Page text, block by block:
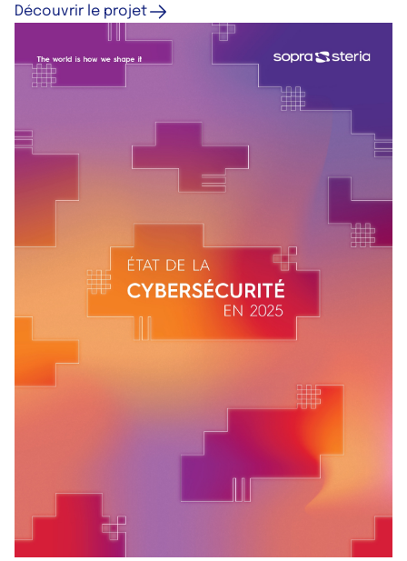
Concept créatif, déclinaisons multiformats et plan
média pluricanal.
Découvrir le projet